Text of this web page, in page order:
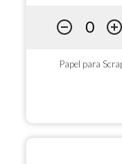
Papel para